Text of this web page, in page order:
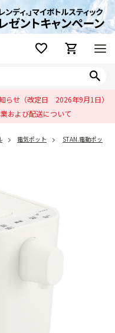
らせ（改定日 2026年9月1日）
および配送について
電気ポット
STAN.電動ポッ